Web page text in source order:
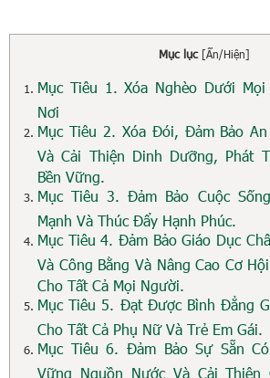
Mục lục [Ẩn/Hiện]
Mục Tiêu 1. Xóa Nghèo Dưới
Nơi
Mục Tiêu 2. Xóa Đói, Đảm Bảo
Và Cải Thiện Dinh Dưỡng, Phát
Bền Vững.
Mục Tiêu 3. Đảm Bảo Cuộc
Mạnh Và Thúc Đẩy Hạnh Phúc.
Mục Tiêu 4. Đảm Bảo Giáo Dục
Và Công Bằng Và Nâng Cao Cơ
Cho Tất Cả Mọi Người.
Mục Tiêu 5. Đạt Được Bình Đẳng
Cho Tất Cả Phụ Nữ Và Trẻ Em Gái.
Mục Tiêu 6. Đảm Bảo Sự Sẵn
Vững Nguồn Nước Và Cải Thiện